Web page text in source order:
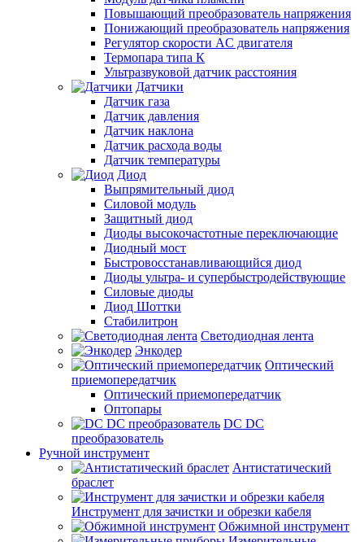
Повышающий преобразователь напряжения
Понижающий преобразователь напряжения
Регулятор скорости AC двигателя
Термопара типа К
Ультразвуковой датчик расстояния
Датчики
Датчик газа
Датчик давления
Датчик наклона
Датчик расхода воды
Датчик температуры
Диод
Выпрямительный диод
Силовой модуль
Защитный диод
Диоды высокочастотные переключающие
Диодный мост
Быстровосстанавливающийся диод
Диоды ультра- и супербыстродействующие
Силовые диоды
Диод Шоттки
Стабилитрон
Светодиодная лента
Энкодер
Оптический
приемопередатчик
Оптический приемопередатчик
Оптопары
DC DC
преобразователь
Ручной инструмент
Антистатический
браслет
Инструмент для зачистки и обрезки кабеля
Обжимной инструмент